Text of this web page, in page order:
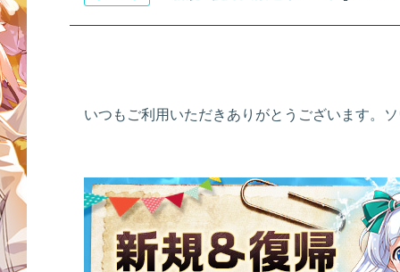
いつもご利用いただきありがとうございます。